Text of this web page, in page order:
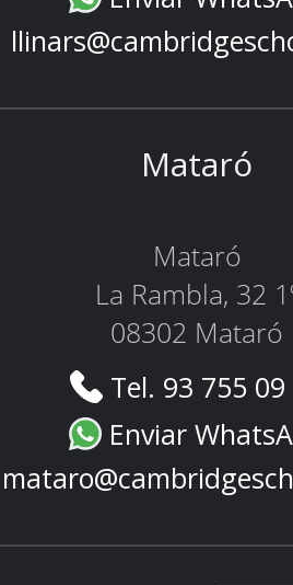
Mataró
Mataró
La Rambla, 32
08302 Mataró
Tel. 93 755
Enviar